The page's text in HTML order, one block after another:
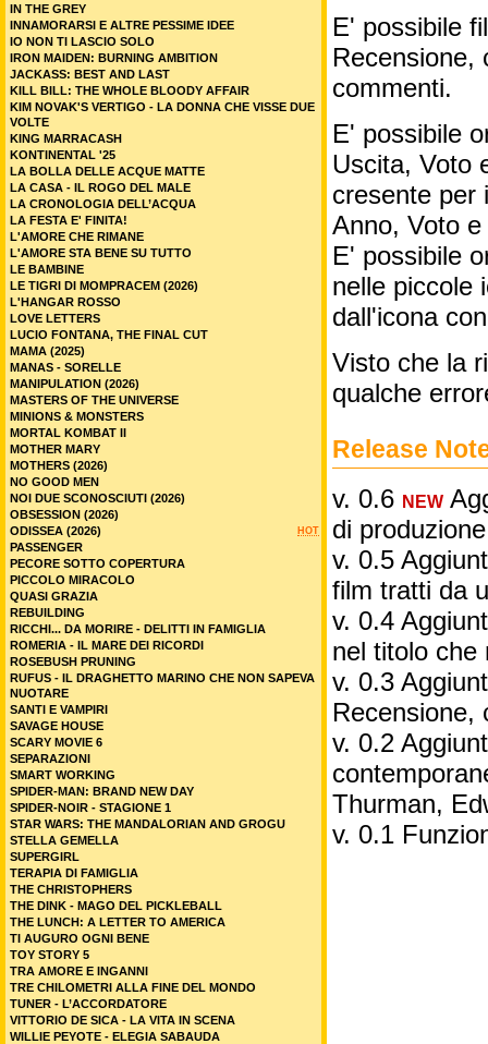
E' possibile
Recensione,
commenti.
E' possibile
Uscita, Voto
cresente per
Anno, Voto
E' possibile
nelle piccole
dall'icona
Visto che la
qualche
Release
v. 0.6 NEW
di
v. 0.5
film tratti da
v. 0.4
nel titolo che
v. 0.3
Recensione,
v. 0.2
Thurman,
v. 0.1
IN THE GREY
INNAMORARSI E ALTRE PESSIME IDEE
IO NON TI LASCIO SOLO
IRON MAIDEN: BURNING AMBITION
JACKASS: BEST AND LAST
KILL BILL: THE WHOLE BLOODY AFFAIR
KIM NOVAK'S VERTIGO - LA DONNA CHE VISSE DUE
VOLTE
KING MARRACASH
KONTINENTAL '25
LA BOLLA DELLE ACQUE MATTE
LA CASA - IL ROGO DEL MALE
LA CRONOLOGIA DELL’ACQUA
LA FESTA E' FINITA!
L'AMORE CHE RIMANE
L'AMORE STA BENE SU TUTTO
LE BAMBINE
LE TIGRI DI MOMPRACEM (2026)
L'HANGAR ROSSO
LOVE LETTERS
LUCIO FONTANA, THE FINAL CUT
MAMA (2025)
MANAS - SORELLE
MANIPULATION (2026)
MASTERS OF THE UNIVERSE
MINIONS & MONSTERS
MORTAL KOMBAT II
MOTHER MARY
MOTHERS (2026)
NO GOOD MEN
NOI DUE SCONOSCIUTI (2026)
OBSESSION (2026)
HOT
ODISSEA (2026)
PASSENGER
PECORE SOTTO COPERTURA
PICCOLO MIRACOLO
QUASI GRAZIA
REBUILDING
RICCHI... DA MORIRE - DELITTI IN FAMIGLIA
ROMERIA - IL MARE DEI RICORDI
ROSEBUSH PRUNING
RUFUS - IL DRAGHETTO MARINO CHE NON SAPEVA
NUOTARE
SANTI E VAMPIRI
SAVAGE HOUSE
SCARY MOVIE 6
SEPARAZIONI
SMART WORKING
SPIDER-MAN: BRAND NEW DAY
SPIDER-NOIR - STAGIONE 1
STAR WARS: THE MANDALORIAN AND GROGU
STELLA GEMELLA
SUPERGIRL
TERAPIA DI FAMIGLIA
THE CHRISTOPHERS
THE DINK - MAGO DEL PICKLEBALL
THE LUNCH: A LETTER TO AMERICA
TI AUGURO OGNI BENE
TOY STORY 5
TRA AMORE E INGANNI
TRE CHILOMETRI ALLA FINE DEL MONDO
TUNER - L’ACCORDATORE
VITTORIO DE SICA - LA VITA IN SCENA
WILLIE PEYOTE - ELEGIA SABAUDA